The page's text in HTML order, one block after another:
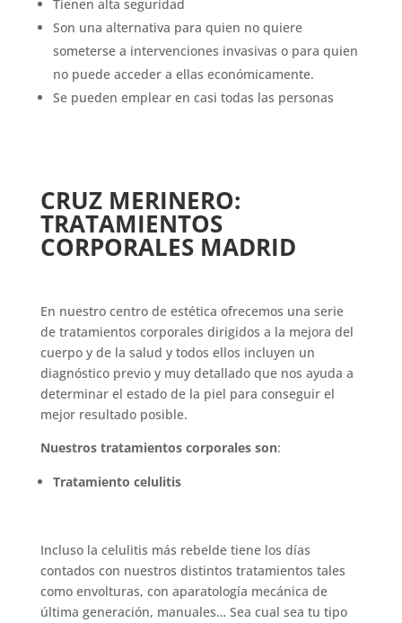
Tienen alta seguridad
Son una alternativa para quien no quiere
someterse a intervenciones invasivas o para quien
no puede acceder a ellas económicamente.
Se pueden emplear en casi todas las personas
CRUZ MERINERO:
TRATAMIENTOS
CORPORALES MADRID
En nuestro centro de estética ofrecemos una serie
de tratamientos corporales dirigidos a la mejora del
cuerpo y de la salud y todos ellos incluyen un
diagnóstico previo y muy detallado que nos ayuda a
determinar el estado de la piel para conseguir el
mejor resultado posible.
Nuestros tratamientos corporales son:
Tratamiento celulitis
Incluso la celulitis más rebelde tiene los días
contados con nuestros distintos tratamientos tales
como envolturas, con aparatología mecánica de
última generación, manuales… Sea cual sea tu tipo